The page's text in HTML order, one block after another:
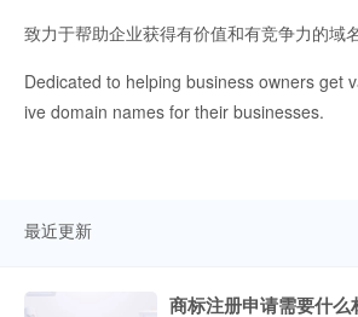
致力于帮助企业获得有价值和有竞争力的域名
Dedicated to helping business owners get
ive domain names for their businesses.
最近更新